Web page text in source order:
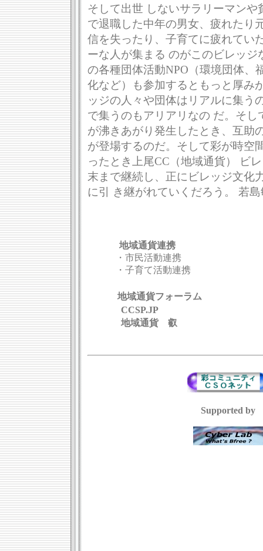
そして出世 しないサラリーマンや
で退職した中年の男女、疲れたり
信を失ったり、子育てに疲れてい
ーな人が集まる のがこのビレッジ
の各種団体活動NPO（環境団体、
化など）も参加するともっと厚み
ッジの人々や団体はリアルに集う
で集うのもアリアリなの だ。そし
が沸きあがり発生したとき、互助
が登場するのだ。そして彩が時空
ったとき上尾CC（地域通貨） ビ
末まで継続し、正にビレッジ文化
に引 き継がれていくだろう。 若
地域通貨連携
・市民活動連携
・子育て活動連携
地域通貨フォーラム
CCSP.JP
地域通貨 叡
Supported by